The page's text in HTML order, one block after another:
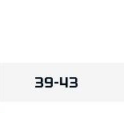
39-43